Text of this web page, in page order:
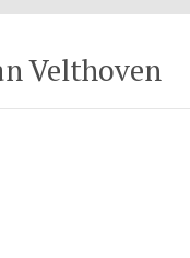
Velthoven